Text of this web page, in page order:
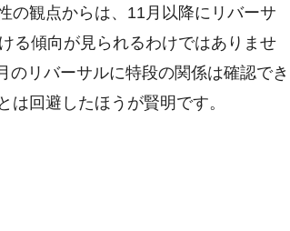
の観点からは、11月以降にリバーサ
る傾向が見られるわけではありませ
リバーサルに特段の関係は確認でき
回避したほうが賢明です。